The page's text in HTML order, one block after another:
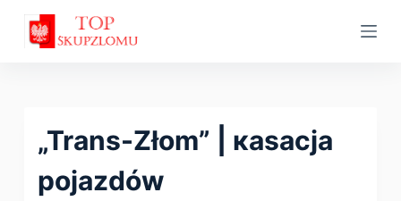
„Trans-Złom” | кasacja
pojazdów